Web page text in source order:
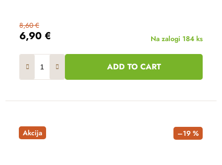
6,90 €
8,60 €
Na zalogi 184 ks
ADD TO CART
Akcija –19 %